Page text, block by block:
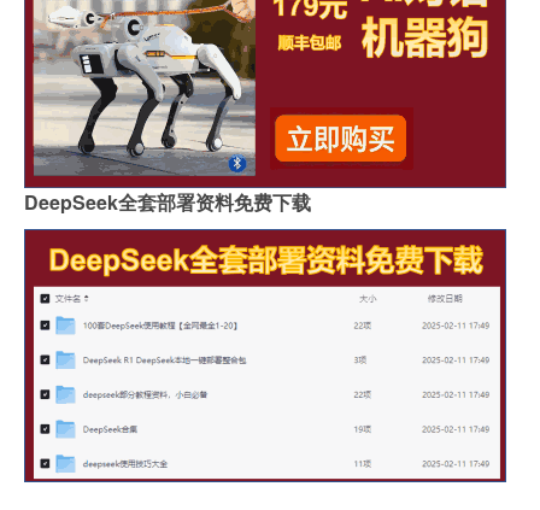
DeepSeek全套部署资料免费下载